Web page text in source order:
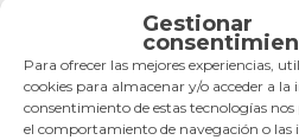
Gestionar
Para ofrecer las mejores experiencias,
cookies para almacenar y/o acceder a
consentimiento de estas tecnologías
el comportamiento de navegación o las